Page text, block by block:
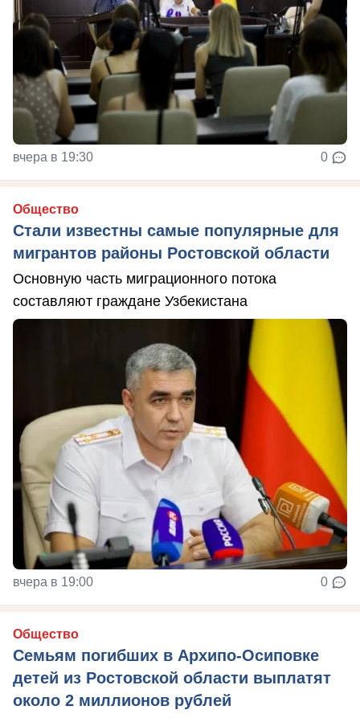
вчера в 19:30 0
Общество
Стали известны самые популярные для
мигрантов районы Ростовской области
Основную часть миграционного потока
составляют граждане Узбекистана
вчера в 19:00 0
Общество
Семьям погибших в Архипо-Осиповке
детей из Ростовской области выплатят
около 2 миллионов рублей